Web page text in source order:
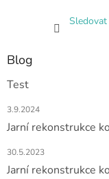
Blog
Test
3.9.2024
Jarní rekonstrukce
30.5.2023
Jarní rekonstrukce